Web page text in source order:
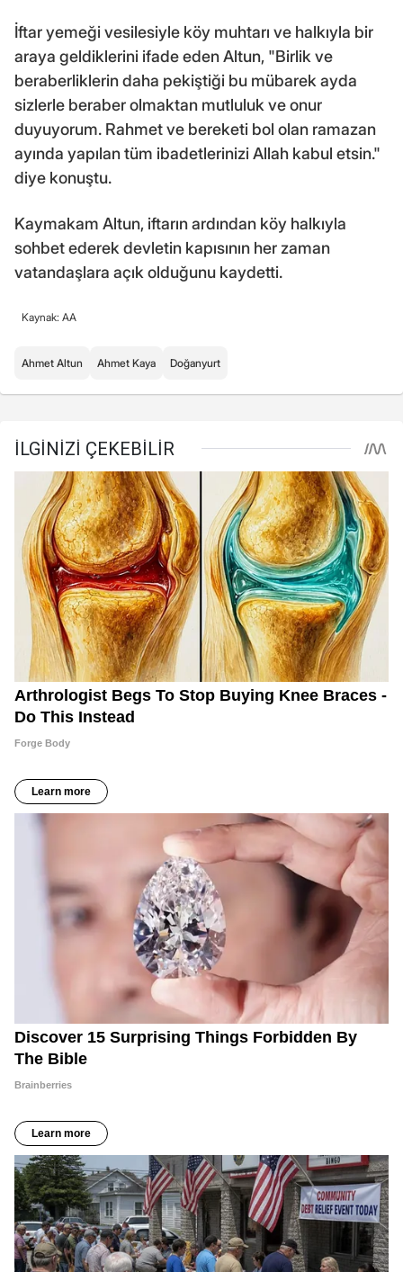
İftar yemeği vesilesiyle köy muhtarı ve halkıyla bir
araya geldiklerini ifade eden Altun, "Birlik ve
beraberliklerin daha pekiştiği bu mübarek ayda
sizlerle beraber olmaktan mutluluk ve onur
duyuyorum. Rahmet ve bereketi bol olan ramazan
ayında yapılan tüm ibadetlerinizi Allah kabul etsin."
diye konuştu.
Kaymakam Altun, iftarın ardından köy halkıyla
sohbet ederek devletin kapısının her zaman
vatandaşlara açık olduğunu kaydetti.
Kaynak: AA
Ahmet Altun Ahmet Kaya Doğanyurt